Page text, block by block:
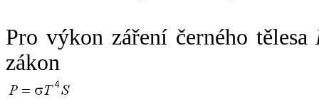
Pro výkon záření černého tělesa
zákon